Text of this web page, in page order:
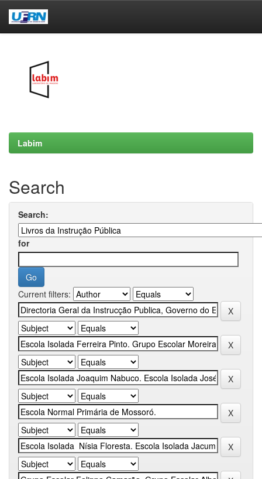
Labim
Search
Search:
for
Current filters: